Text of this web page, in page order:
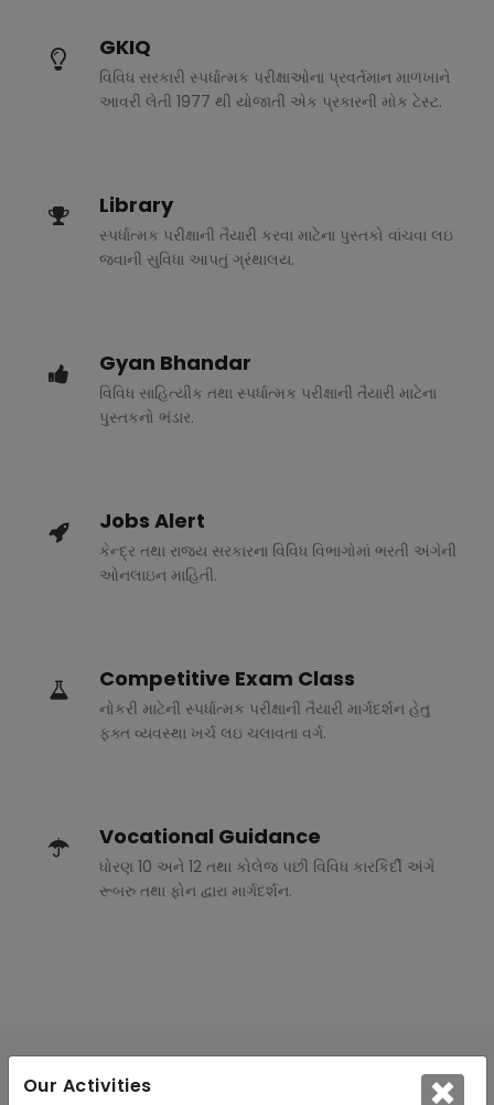
Our Activities
GKIQ
વિવિધ સરકારી સ્પર્ધાત્મક પરીક્ષાઓના પ્રવર્તમાન માળખાને
આવરી લેતી 1977 થી યોજાતી એક પ્રકારની મોક ટેસ્ટ.
Library
સ્પર્ધાત્મક પરીક્ષાની તૈયારી કરવા માટેના પુસ્તકો વાંચવા લઇ
જવાની સુવિધા આપતું ગ્રંથાલય.
Gyan Bhandar
વિવિધ સાહિત્યીક તથા સ્પર્ધાત્મક પરીક્ષાની તૈયારી માટેના
પુસ્તકનો ભંડાર.
Jobs Alert
કેન્દ્ર તથા રાજ્ય સરકારના વિવિધ વિભાગોમાં ભરતી અંગેની
ઓનલાઇન માહિતી.
Competitive Exam Class
નોકરી માટેની સ્પર્ધાત્મક પરીક્ષાની તૈયારી માર્ગદર્શન હેતુ
ફક્ત વ્યવસ્થા ખર્ચ લઇ ચલાવતા વર્ગ.
Vocational Guidance
ધોરણ 10 અને 12 તથા કોલેજ પછી વિવિધ કારકિર્દી અંગે
રૂબરુ તથા ફોન દ્વારા માર્ગદર્શન.